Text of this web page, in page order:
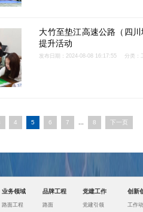
大竹至垫江高速公路（四
提升活动
发布日期：2024-08-08 16:17:55 分类：
4 5 6 7 ... 8 下一页
业务领域
路面工程
品牌工程
路面
党建工作
党建引领
创新
工作